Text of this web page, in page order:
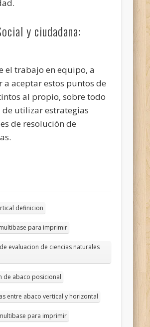
y ciudadana:
el trabajo en equipo, a
a aceptar estos puntos de
al propio, sobre todo
de utilizar estrategias
de resolución de
definicion
para imprimir
evaluacion de ciencias naturales
de abaco posicional
entre abaco vertical y horizontal
para imprimir